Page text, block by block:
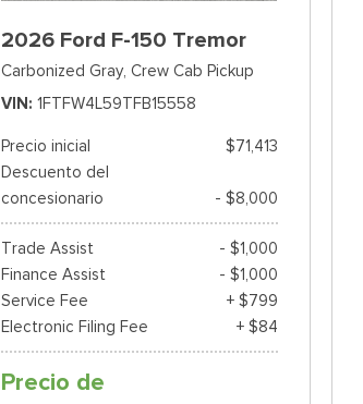
2026 Ford F-150 Tremor
Carbonized Gray, Crew Cab Pickup
VIN
1FTFW4L59TFB15558
Precio inicial
$71,413
Descuento del
concesionario
- $8,000
Trade Assist
- $1,000
Finance Assist
- $1,000
Service Fee
+ $799
Electronic Filing Fee
+ $84
Precio de